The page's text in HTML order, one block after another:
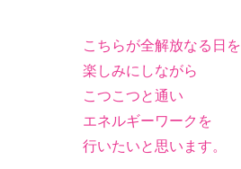
こちらが全解放なる日を
楽しみにしながら
こつこつと通い
エネルギーワークを
行いたいと思います。